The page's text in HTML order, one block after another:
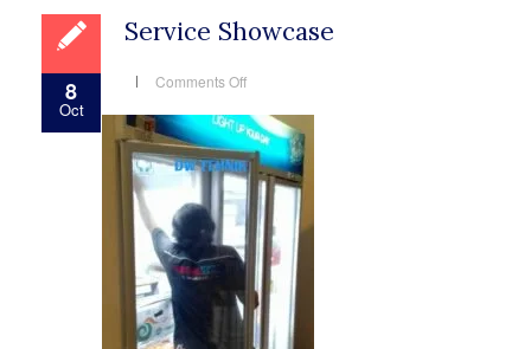
8
Oct
Service Showcase
Comments Offon